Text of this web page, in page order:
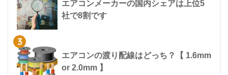
エアコンメーカーの国内シェアは上位5
社で8割です
3
エアコンの渡り配線はどっち？【 1.6mm
or 2.0mm 】